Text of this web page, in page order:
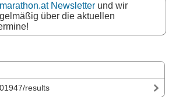
results
Newsletter und wir
über die aktuellen